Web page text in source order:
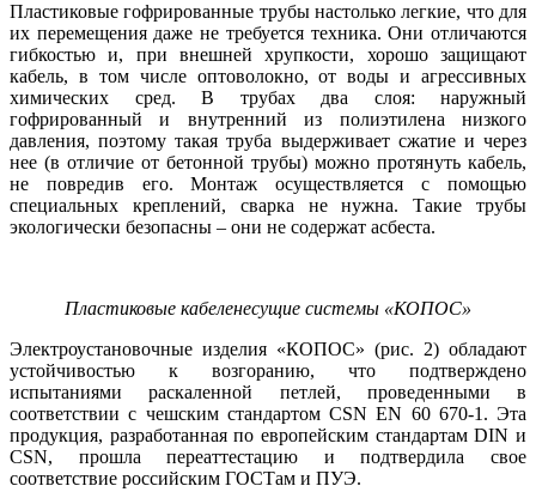
Пластиковые гофрированные трубы настолько легкие, что для
их перемещения да­же не требуется техника. Они отличаются
гибкостью и, при внешней хрупкости, хорошо защищают
кабель, в том числе оптоволокно, от во­ды и агрессивных
химических сред. В трубах два слоя: наружный
гофрированный и внутренний из полиэтилена низкого
давления, поэтому такая труба выдерживает сжатие и через
нее (в отличие от бетонной трубы) можно протянуть кабель,
не повредив его. Монтаж осуществляется с помощью
специальных креплений, сварка не нужна. Такие трубы
экологически безопасны – они не содержат асбеста.
Пластиковые кабеленесущие системы «КОПОС»
Электроустановочные изделия «­КОПОС» (рис. 2) обладают
устойчивостью к возгоранию, что подтверждено
испытаниями раскаленной петлей, проведенными в
соответствии с чешским стандартом CSN EN 60 670-1. Эта
продукция, разработанная по европейским стандартам DIN и
CSN, прошла переаттестацию и подтвердила свое
соответствие российским ­ГОСТам и ПУЭ.